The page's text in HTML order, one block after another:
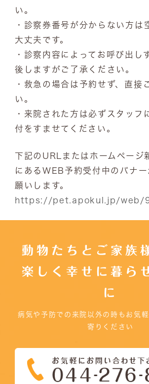
い。
・診察券番号が分からない方は
大丈夫です。
・診察内容によってお呼び出し
後しますがご了承ください。
・救急の場合は予約せず、直接
い。
・来院された方は必ずスタッフ
付をすませてください。
下記のURLまたはホームページ
にあるWEB予約受付中のバナ
願いします。
https://pet.apokul.jp/web/
動物たちとご家族
楽しく幸せに暮ら
に
病気や予防での来院以外の時もお気
寄りください